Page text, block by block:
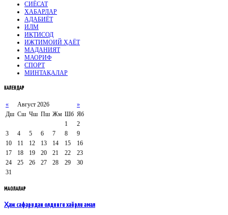
СИЁСАТ
ХАБАРЛАР
АДАБИЁТ
ИЛМ
ИҚТИСОД
ИЖТИМОИЙ ҲАЁТ
МАДАНИЯТ
МАОРИФ
СПОРТ
МИНТАҚАЛАР
КАЛЕНДАР
« Август 2026
»
Дш Сш Чш Пш Жм Шб Яб
1
2
3
4 5 6 7 8
9
10
11 12 13 14 15
16
17
18 19 20 21 22
23
24
25 26 27 28 29
30
31
МАҚОЛАЛАР
Ҳаж сафаридан олдинги хайрли амал